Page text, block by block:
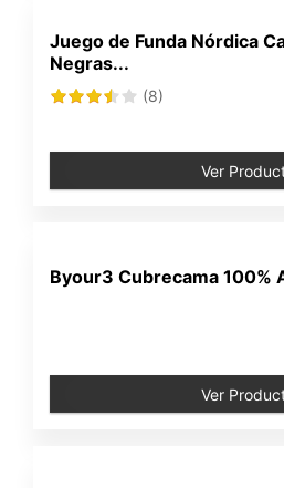
Juego de Funda Nórdica
Negras...
(8)
Ver
Byour3 Cubrecama 100%
Ver